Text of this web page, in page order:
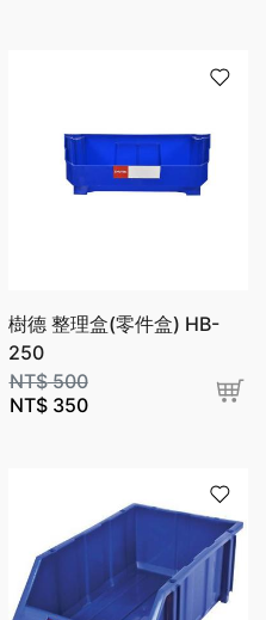
樹德 整理盒(零件盒) HB-
250
NT$500
NT$350